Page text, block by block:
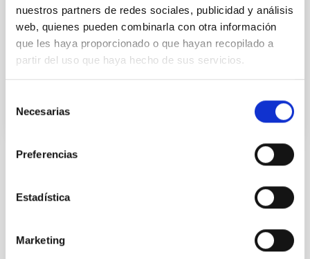
nuestros partners de redes sociales, publicidad y análisis
web, quienes pueden combinarla con otra información
que les haya proporcionado o que hayan recopilado a
partir del uso que haya hecho de sus servicios.
Necesarias
Preferencias
Estadística
Marketing
Se convoca proceso selectivo para el ingreso, como
personal laboral fijo, de un puesto de trabajo con la
categoría profesional de Técnico/a Mantenimiento
General, acogido a Convenio y que tendrá
At the IAC we're always